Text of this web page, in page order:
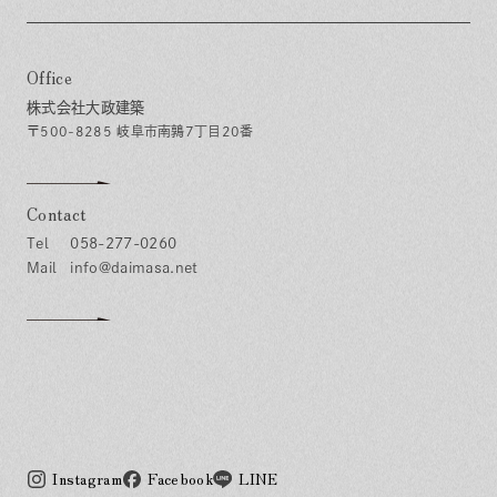
Office
株式会社大政建築
〒500-8285 岐阜市南鶉7丁目20番
Contact
058-277-0260
info@daimasa.net
Instagram Facebook LINE